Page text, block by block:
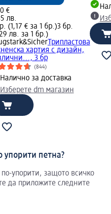
€
лв.
(1,17 € за 1 бр.)3 бр.
лв. за 1 бр.)
Трипластова
хартия с дизайн,
3 бр
(844)
Налично за доставка
Изберете dm магазин
упорити петна?
упорити, защото всичко
да приложите следните